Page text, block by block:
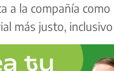
a la compañía
más justo,